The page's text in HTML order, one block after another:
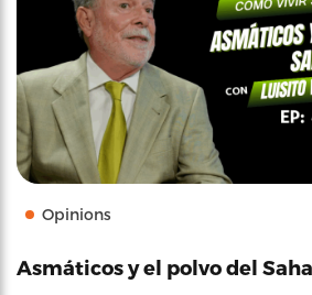
Opinions
Asmáticos y el polvo del